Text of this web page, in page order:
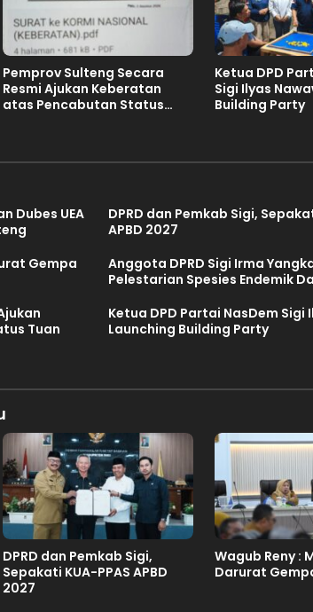
Pemprov Sulteng Secara
Resmi Ajukan Keberatan
atas Pencabutan Status
Ketua DPD
Sigi Ilyas
Building Party
Dubes UEA
DPRD dan Pemkab Sigi,
APBD 2027
Gempa
Anggota DPRD Sigi Irma
Pelestarian Spesies Endemik
Tuan
Ketua DPD Partai NasDem Sigi
Launching Building Party
DPRD dan Pemkab Sigi,
Sepakati KUA-PPAS APBD
2027
Wagub Reny :
Darurat